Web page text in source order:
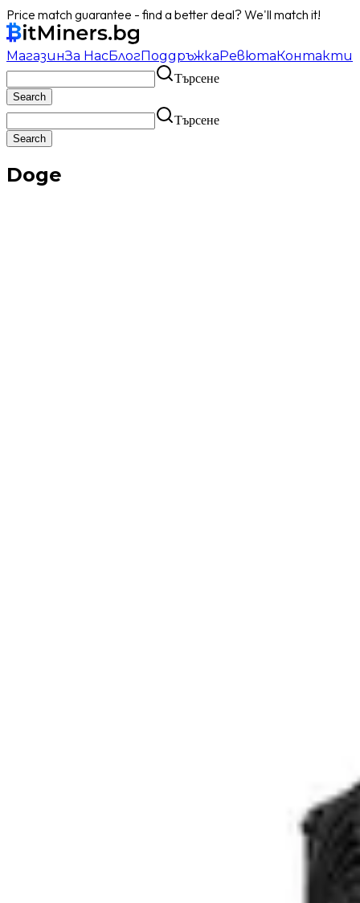
Price match guarantee - find a better deal? We'll match it!
МагазинЗа НасБлогПоддръжкаРевютаКонтакти
Търсене
Търсене
Doge